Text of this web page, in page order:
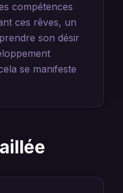
compétences
ces rêves, un
son désir
se manifeste